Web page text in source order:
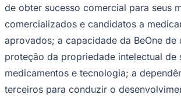
de obter sucesso comercial para seus
comercializados e candidatos a
aprovados; a capacidade da BeOne de
proteção da propriedade intelectual de
medicamentos e tecnologia; a
terceiros para conduzir o